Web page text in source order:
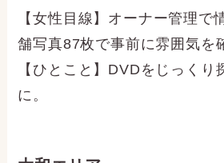
【女性目線】オーナー管理で
舗写真87枚で事前に雰囲気を
【ひとこと】DVDをじっくり
に。